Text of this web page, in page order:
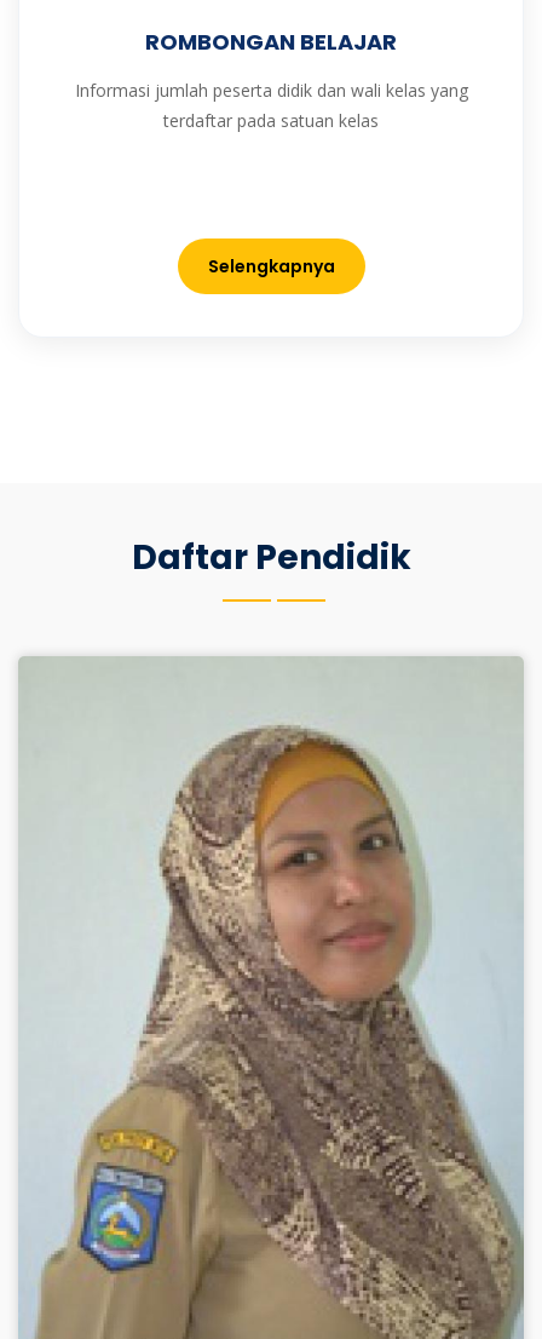
ROMBONGAN BELAJAR
Informasi jumlah peserta didik dan wali kelas yang
terdaftar pada satuan kelas
Selengkapnya
Daftar Pendidik
Nuraqidatun, S.Pd.
Guru Mapel